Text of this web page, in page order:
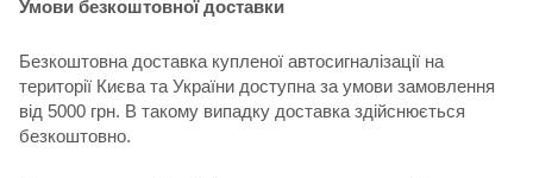
Умови безкоштовної доставки
Безкоштовна доставка купленої автосигналізації на
території Києва та України доступна за умови замовлення
від 5000 грн. В такому випадку доставка здійснюється
безкоштовно.